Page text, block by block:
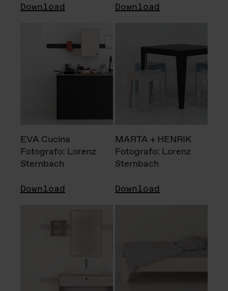
Download Download
EVA Cucina
Fotografo: Lorenz
Sternbach
Download
MARTA + HENRIK
Fotografo: Lorenz
Sternbach
Download